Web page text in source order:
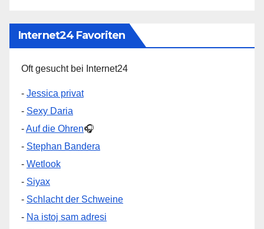
Internet24 Favoriten
Oft gesucht bei Internet24
- Jessica privat
- Sexy Daria
-Auf die Ohren🎧
- Stephan Bandera
- Wetlook
- Siyax
- Schlacht der Schweine
- Na istoj sam adresi